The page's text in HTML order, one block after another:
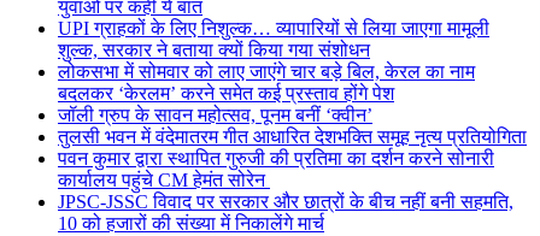
युवाओं पर कही ये बात
UPI ग्राहकों के लिए निशुल्क… व्यापारियों से लिया जाएगा मामूली
शुल्क, सरकार ने बताया क्यों किया गया संशोधन
लोकसभा में सोमवार को लाए जाएंगे चार बड़े बिल, केरल का नाम
बदलकर ‘केरलम’ करने समेत कई प्रस्ताव होंगे पेश
जॉली ग्रुप के सावन महोत्सव, पूनम बनीं ‘क्वीन’
तुलसी भवन में वंदेमातरम गीत आधारित देशभक्ति समूह नृत्य प्रतियोगिता
पवन कुमार द्वारा स्थापित गुरुजी की प्रतिमा का दर्शन करने सोनारी
कार्यालय पहुंचे CM हेमंत सोरेन
JPSC-JSSC विवाद पर सरकार और छात्रों के बीच नहीं बनी सहमति,
10 को हजारों की संख्या में निकालेंगे मार्च